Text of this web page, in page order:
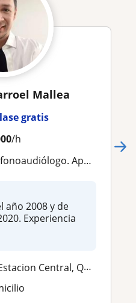
Mallea
gratis
/h
teatro, ejercicios teatrales, lenguaje en mente y cuerpo
año 2008 y de
Experiencia
Central, Quinta Normal